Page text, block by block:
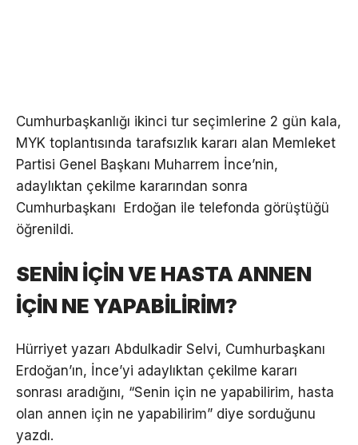
Cumhurbaşkanlığı ikinci tur seçimlerine 2 gün kala,
MYK toplantısında tarafsızlık kararı alan Memleket
Partisi Genel Başkanı Muharrem İnce’nin,
adaylıktan çekilme kararından sonra
Cumhurbaşkanı Erdoğan ile telefonda görüştüğü
öğrenildi.
SENİN İÇİN VE HASTA ANNEN
İÇİN NE YAPABİLİRİM?
Hürriyet yazarı Abdulkadir Selvi, Cumhurbaşkanı
Erdoğan’ın, İnce’yi adaylıktan çekilme kararı
sonrası aradığını, “Senin için ne yapabilirim, hasta
olan annen için ne yapabilirim” diye sorduğunu
yazdı.